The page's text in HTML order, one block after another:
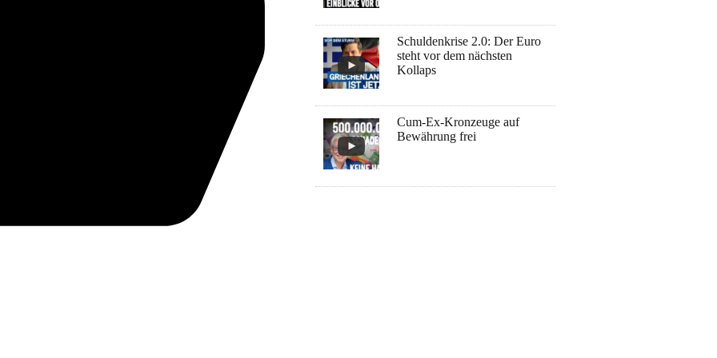
Schuldenkrise 2.0: Der Euro
steht vor dem nächsten
Kollaps
Cum-Ex-Kronzeuge auf
Bewährung frei